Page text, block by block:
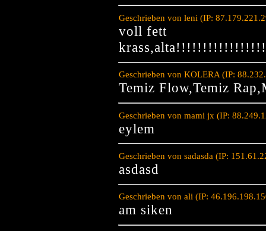
Geschrieben von leni (IP:
voll fett
Geschrieben von KOLERA (IP:
Temiz Flow,Temiz
Geschrieben von mami jx (IP:
eylem
Geschrieben von sadasda (IP:
asdasd
Geschrieben von ali (IP:
am siken